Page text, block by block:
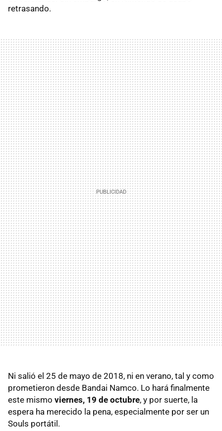
retrasando.
Ni salió el 25 de mayo de 2018, ni en verano, tal y como
prometieron desde Bandai Namco. Lo hará finalmente
este mismo viernes, 19 de octubre, y por suerte, la
espera ha merecido la pena, especialmente por ser un
Souls portátil.